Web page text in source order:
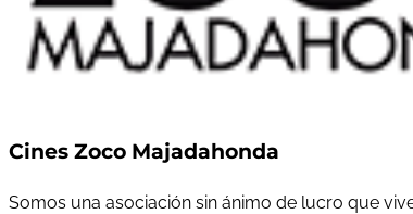
Cines Zoco Majadahonda
Somos una asociación sin ánimo de lucro que